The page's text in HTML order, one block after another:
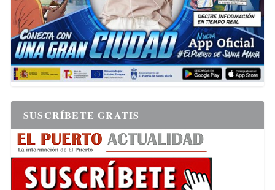
SUSCRÍBETE GRATIS